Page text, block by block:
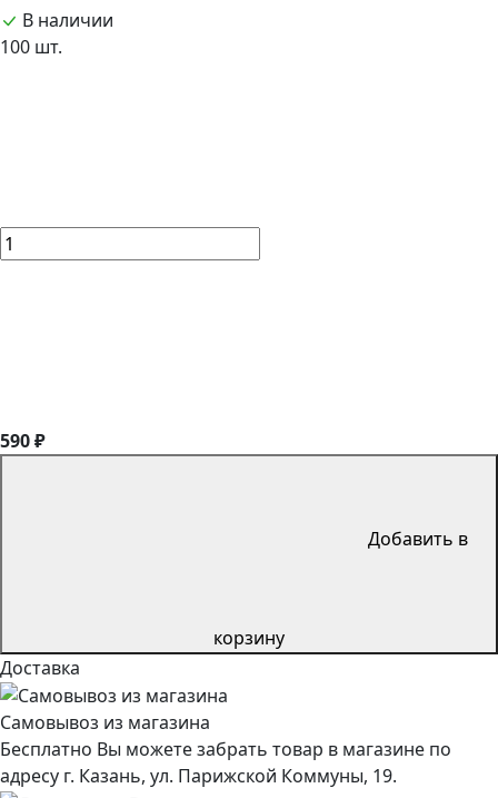
В наличии
100 шт.
590 ₽
Добавить в
корзину
Доставка
Самовывоз из магазина
Бесплатно Вы можете забрать товар в магазине по
адресу г. Казань, ул. Парижской Коммуны, 19.